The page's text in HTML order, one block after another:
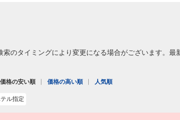
のタイミングにより変更になる場合がございます。
ル指定
価格の安い順 価格の高い順 人気順